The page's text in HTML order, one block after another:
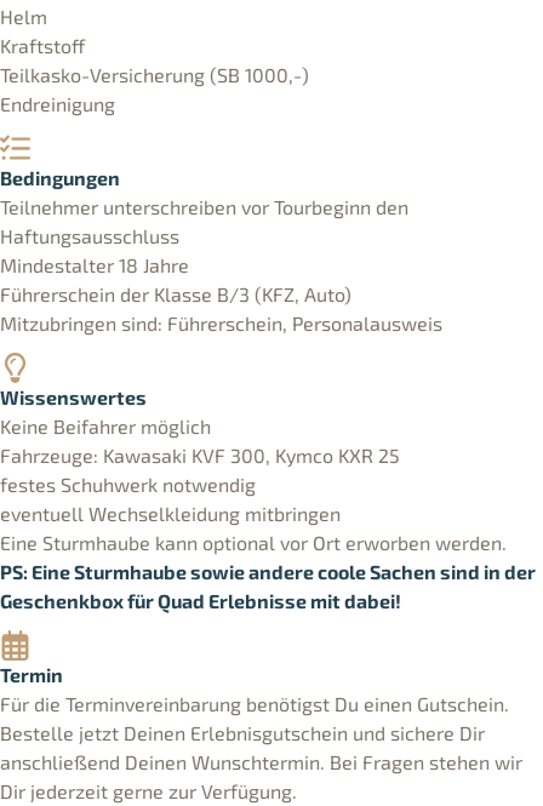
Helm
Kraftstoff
Teilkasko-Versicherung (SB 1000,-)
Endreinigung
Bedingungen
Teilnehmer unterschreiben vor Tourbeginn den
Haftungsausschluss
Mindestalter 18 Jahre
Führerschein der Klasse B/3 (KFZ, Auto)
Mitzubringen sind: Führerschein, Personalausweis
Wissenswertes
Keine Beifahrer möglich
Fahrzeuge: Kawasaki KVF 300, Kymco KXR 25
festes Schuhwerk notwendig
eventuell Wechselkleidung mitbringen
Eine Sturmhaube kann optional vor Ort erworben werden.
PS: Eine Sturmhaube sowie andere coole Sachen sind in der
Geschenkbox für Quad Erlebnisse mit dabei!
Termin
Für die Terminvereinbarung benötigst Du einen Gutschein.
Bestelle jetzt Deinen Erlebnisgutschein und sichere Dir
anschließend Deinen Wunschtermin. Bei Fragen stehen wir
Dir jederzeit gerne zur Verfügung.